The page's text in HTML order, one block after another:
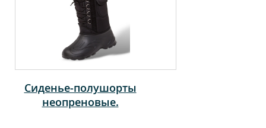
Сиденье-полушорты
неопреновые.